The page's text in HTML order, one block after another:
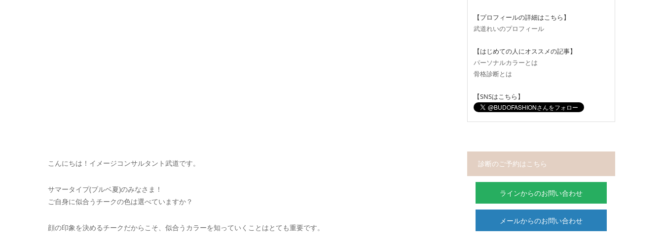
こんにちは！イメージコンサルタント武道です。
サマータイプ(ブルベ夏)のみなさま！
ご自身に似合うチークの色は選べていますか？
顔の印象を決めるチークだからこそ、似合うカラーを知っていくことはとても重要です。
【プロフィールの詳細はこちら】
武道れいのプロフィール
【はじめての人にオススメの記事】
パーソナルカラーとは
骨格診断とは
【SNSはこちら】
診断のご予約はこちら
ラインからのお問い合わせ
メールからのお問い合わせ